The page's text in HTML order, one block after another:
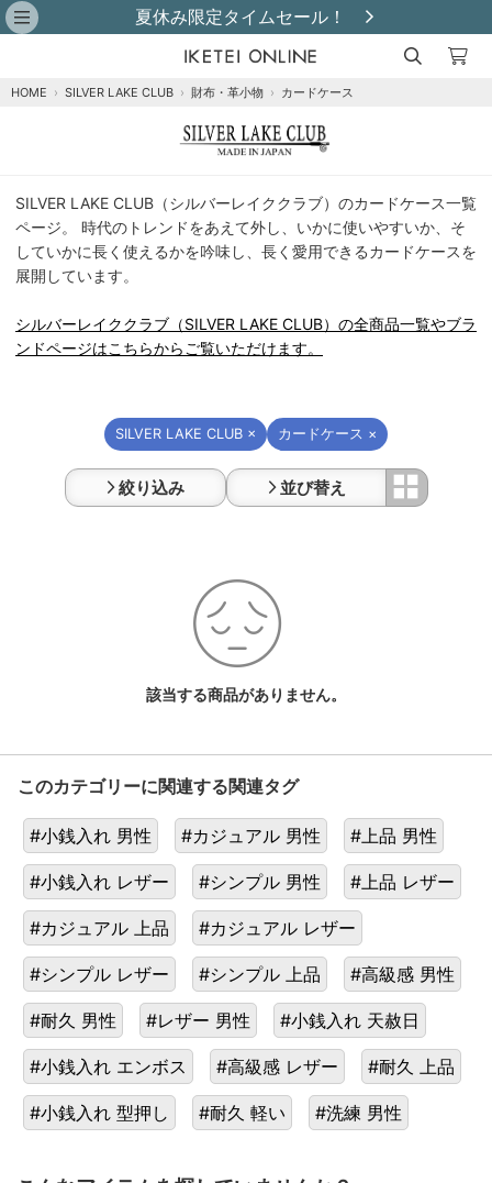
夏休み限定タイムセール！
HOME › SILVER LAKE CLUB › 財布・革小物 › カードケース
ル
バ
ー
ク
ク
（SILVER
LAKE
CLUB）
カ
ー
ス
一
覧
SILVER LAKE CLUB（シルバーレイククラブ）のカードケース一覧
ページ。 時代のトレンドをあえて外し、いかに使いやすいか、そ
していかに長く使えるかを吟味し、長く愛用できるカードケースを
展開しています。
シルバーレイククラブ（SILVER LAKE CLUB）の全商品一覧やブラ
ンドページはこちらからご覧いただけます。
SILVER LAKE CLUB × カードケース ×
絞り込み 並び替え
該当する商品がありません。
このカテゴリーに関連する関連タグ
#小銭入れ 男性 #カジュアル 男性 #上品 男性
#小銭入れ レザー #シンプル 男性 #上品 レザー
#カジュアル 上品 #カジュアル レザー
#シンプル レザー #シンプル 上品 #高級感 男性
#耐久 男性 #レザー 男性 #小銭入れ 天赦日
#小銭入れ エンボス #高級感 レザー #耐久 上品
#小銭入れ 型押し #耐久 軽い #洗練 男性